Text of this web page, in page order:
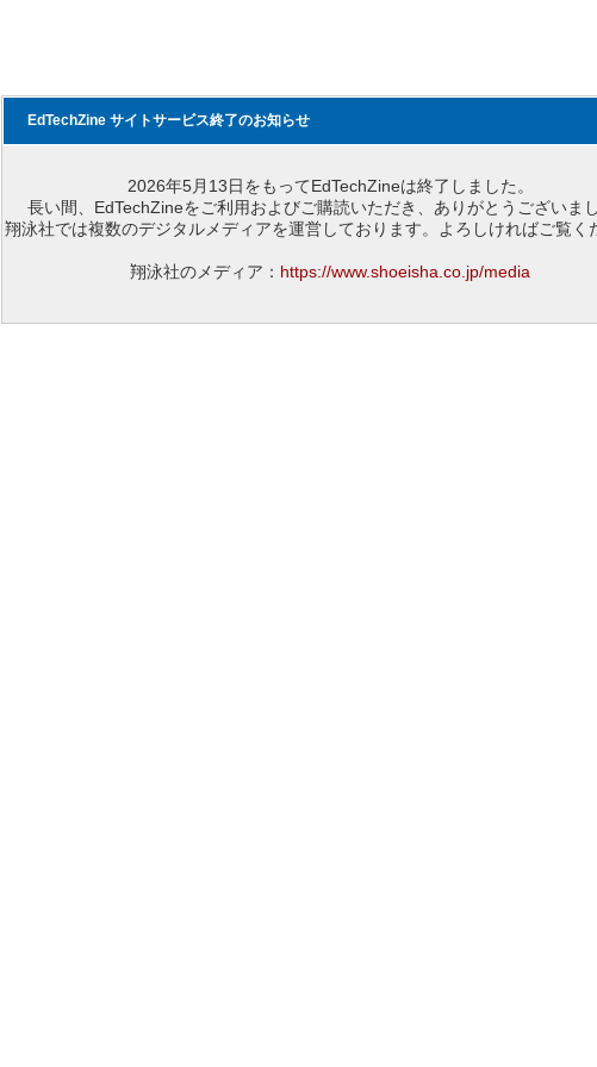
EdTechZine サイトサービス終了のお知らせ
2026年5月13日をもってEdTechZineは終了しました。
長い間、EdTechZineをご利用およびご購読いただき、ありがとうございまし
翔泳社では複数のデジタルメディアを運営しております。よろしければご覧く
翔泳社のメディア： https://www.shoeisha.co.jp/media